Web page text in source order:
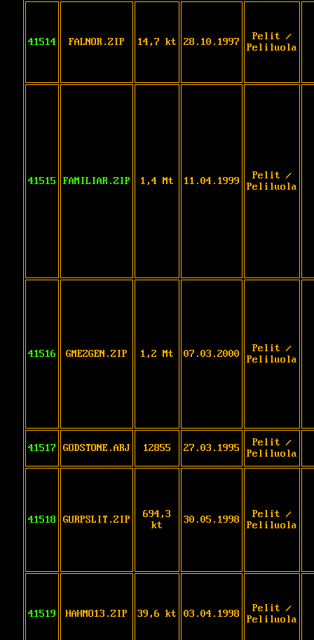
41514 FALNOR.ZIP 14,7 kt 28.10.1997
Pelit /
Peliluola
41515 FAMILIAR.ZIP 1,4 Mt 11.04.1999
Pelit /
Peliluola
41516 GMEZGEN.ZIP 1,2 Mt 07.03.2000
Pelit /
Peliluola
41517 GODSTONE.ARJ 12855 27.03.1995
Pelit /
Peliluola
41518 GURPSLIT.ZIP
694,3
kt
30.05.1998
Pelit /
Peliluola
41519 HAHMO13.ZIP 39,6 kt 03.04.1998
Pelit /
Peliluola